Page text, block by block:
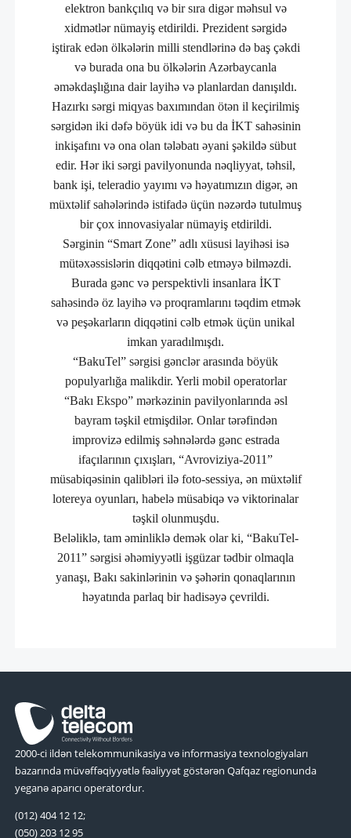
elektron bankçılıq və bir sıra digər məhsul və
xidmətlər nümayiş etdirildi. Prezident sərgidə
iştirak edən ölkələrin milli stendlərinə də baş çəkdi
və burada ona bu ölkələrin Azərbaycanla
əməkdaşlığına dair layihə və planlardan danışıldı.
Hazırkı sərgi miqyas baxımından ötən il keçirilmiş
sərgidən iki dəfə böyük idi və bu da İKT sahəsinin
inkişafını və ona olan tələbatı əyani şəkildə sübut
edir. Hər iki sərgi pavilyonunda nəqliyyat, təhsil,
bank işi, teleradio yayımı və həyatımızın digər, ən
müxtəlif sahələrində istifadə üçün nəzərdə tutulmuş
bir çox innovasiyalar nümayiş etdirildi.
Sərginin “Smart Zone” adlı xüsusi layihəsi isə
mütəxəssislərin diqqətini cəlb etməyə bilməzdi.
Burada gənc və perspektivli insanlara İKT
sahəsində öz layihə və proqramlarını təqdim etmək
və peşəkarların diqqətini cəlb etmək üçün unikal
imkan yaradılmışdı.
“BakuTel” sərgisi gənclər arasında böyük
populyarlığa malikdir. Yerli mobil operatorlar
“Bakı Ekspo” mərkəzinin pavilyonlarında əsl
bayram təşkil etmişdilər. Onlar tərəfindən
improvizə edilmiş səhnələrdə gənc estrada
ifaçılarının çıxışları, “Avroviziya-2011”
müsabiqəsinin qalibləri ilə foto-sessiya, ən müxtəlif
lotereya oyunları, habelə müsabiqə və viktorinalar
təşkil olunmuşdu.
Beləliklə, tam əminliklə demək olar ki, “BakuTel-
2011” sərgisi əhəmiyyətli işgüzar tədbir olmaqla
yanaşı, Bakı sakinlərinin və şəhərin qonaqlarının
həyatında parlaq bir hadisəyə çevrildi.
2000-ci ildən telekommunikasiya və informasiya texnologiyaları
bazarında müvəffəqiyyətlə fəaliyyət göstərən Qafqaz regionunda
yeganə aparıcı operatordur.
(012) 404 12 12;
(050) 203 12 95